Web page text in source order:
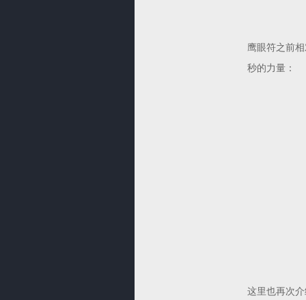
鹰眼符之前
秒的力量：
这里也再次